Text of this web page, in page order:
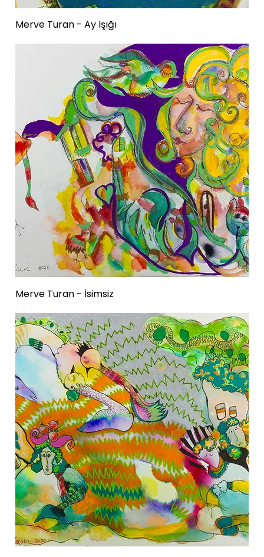
Merve Turan - Ay Işığı
Merve Turan - İsimsiz